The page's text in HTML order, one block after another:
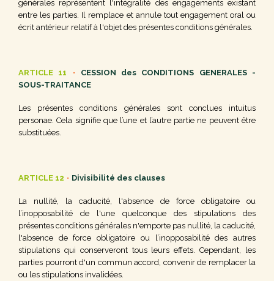
générales représentent l'intégralité des engagements existant
entre les parties. Il remplace et annule tout engagement oral ou
écrit antérieur relatif à l'objet des présentes conditions générales.
ARTICLE 11 •
CESSION des CONDITIONS GENERALES -
SOUS-TRAITANCE
Les présentes conditions générales sont conclues intuitus
personae. Cela signifie que l’une et l’autre partie ne peuvent être
substituées.
ARTICLE 12 • Divisibilité des clauses
La nullité, la caducité, l'absence de force obligatoire ou
l’inopposabilité de l'une quelconque des stipulations des
présentes conditions générales n'emporte pas nullité, la caducité,
l'absence de force obligatoire ou l’inopposabilité des autres
stipulations qui conserveront tous leurs effets. Cependant, les
parties pourront d'un commun accord, convenir de remplacer la
ou les stipulations invalidées.